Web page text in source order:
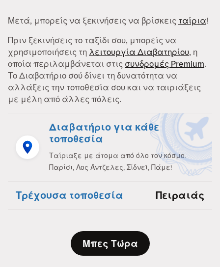
Μετά, μπορείς να ξεκινήσεις να βρίσκεις ταίρια!
Πριν ξεκινήσεις το ταξίδι σου, μπορείς να
χρησιμοποιήσεις τη λειτουργία Διαβατηρίου, η
οποία περιλαμβάνεται στις συνδρομές Premium.
Το Διαβατήριο σού δίνει τη δυνατότητα να
αλλάξεις την τοποθεσία σου και να ταιριάξεις
με μέλη από άλλες πόλεις.
Διαβατήριο για κάθε
τοποθεσία
Ταίριαξε με άτομα από όλο τον κόσμο.
Παρίσι, Λος Άντζελες, Σίδνεϊ, Πάμε!
Τρέχουσα τοποθεσία Πειραιάς
Μπες Τώρα